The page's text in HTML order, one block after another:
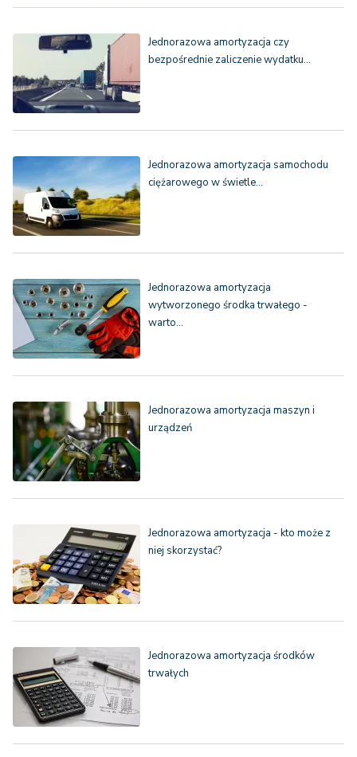
Jednorazowa amortyzacja czy
bezpośrednie zaliczenie wydatku…
Jednorazowa amortyzacja samochodu
ciężarowego w świetle…
Jednorazowa amortyzacja
wytworzonego środka trwałego -
warto…
Jednorazowa amortyzacja maszyn i
urządzeń
Jednorazowa amortyzacja - kto może z
niej skorzystać?
Jednorazowa amortyzacja środków
trwałych